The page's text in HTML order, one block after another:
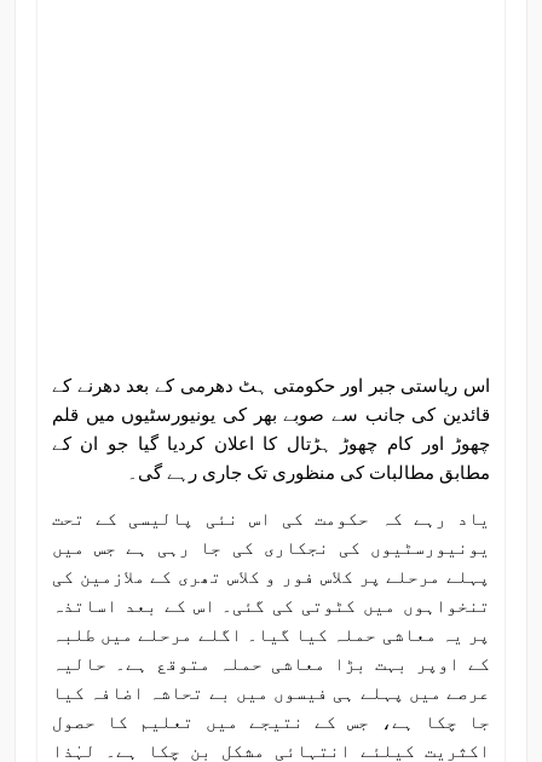
اس ریاستی جبر اور حکومتی ہٹ دھرمی کے بعد دھرنے کے
قائدین کی جانب سے صوبے بھر کی یونیورسٹیوں میں قلم
چھوڑ اور کام چھوڑ ہڑتال کا اعلان کردیا گیا جو ان کے
مطابق مطالبات کی منظوری تک جاری رہے گی۔
یاد رہے کہ حکومت کی اس نئی پالیسی کے تحت
یونیورسٹیوں کی نجکاری کی جا رہی ہے جس میں
پہلے مرحلے پر کلاس فور و کلاس تھری کے ملازمین کی
تنخواہوں میں کٹوتی کی گئی۔ اس کے بعد اساتذہ
پر یہ معاشی حملہ کیا گیا۔ اگلے مرحلے میں طلبہ
کے اوپر بہت بڑا معاشی حملہ متوقع ہے۔ حالیہ
عرصے میں پہلے ہی فیسوں میں بے تحاشہ اضافہ کیا
جا چکا ہے، جس کے نتیجے میں تعلیم کا حصول
اکثریت کیلئے انتہائی مشکل بن چکا ہے۔ لہٰذا